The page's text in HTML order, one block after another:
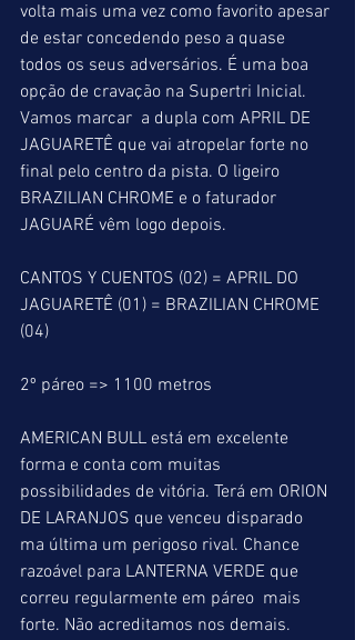
volta mais uma vez como favorito apesar
de estar concedendo peso a quase
todos os seus adversários. É uma boa
opção de cravação na Supertri Inicial.
Vamos marcar  a dupla com APRIL DE
JAGUARETÊ que vai atropelar forte no
final pelo centro da pista. O ligeiro
BRAZILIAN CHROME e o faturador
JAGUARÉ vêm logo depois.
CANTOS Y CUENTOS (02) = APRIL DO
JAGUARETÊ (01) = BRAZILIAN CHROME
(04)
2º páreo => 1100 metros
AMERICAN BULL está em excelente
forma e conta com muitas
possibilidades de vitória. Terá em ORION
DE LARANJOS que venceu disparado
ma última um perigoso rival. Chance
razoável para LANTERNA VERDE que
correu regularmente em páreo  mais
forte. Não acreditamos nos demais.